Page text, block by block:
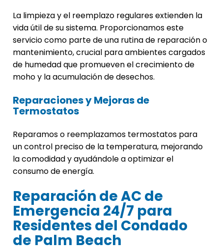
La limpieza y el reemplazo regulares extienden la
vida útil de su sistema. Proporcionamos este
servicio como parte de una rutina de reparación o
mantenimiento, crucial para ambientes cargados
de humedad que promueven el crecimiento de
moho y la acumulación de desechos.
Reparaciones y Mejoras de
Termostatos
Reparamos o reemplazamos termostatos para
un control preciso de la temperatura, mejorando
la comodidad y ayudándole a optimizar el
consumo de energía.
Reparación de AC de
Emergencia 24/7 para
Residentes del Condado
de Palm Beach